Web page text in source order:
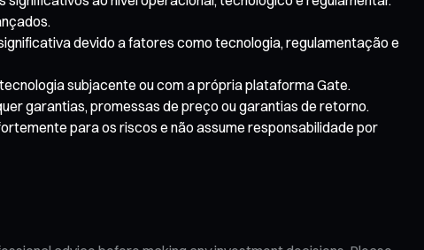
devido a fatores como tecnologia, regulamentação e
subjacente ou com a própria plataforma Gate.
garantias, promessas de preço ou garantias de retorno.
para os riscos e não assume responsabilidade por